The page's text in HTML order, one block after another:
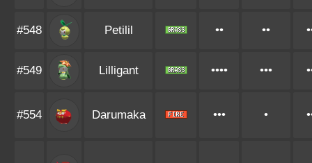
#548 Petilil •• ••
#549 Lilligant •••• •••
#554 Darumaka ••• •